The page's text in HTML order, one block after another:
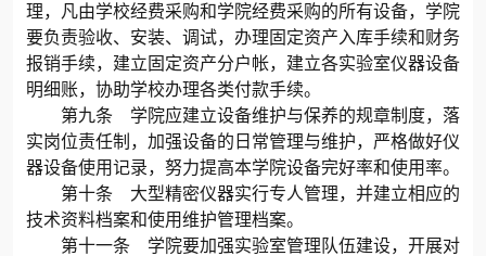
理，凡由学校经费采购和学院经费采购的所有设备，学院
要负责验收、安装、调试，办理固定资产入库手续和财务
报销手续，建立固定资产分户帐，建立各实验室仪器设备
明细账，协助学校办理各类付款手续。
第九条 学院应建立设备维护与保养的规章制度，落
实岗位责任制，加强设备的日常管理与维护，严格做好仪
器设备使用记录，努力提高本学院设备完好率和使用率。
第十条 大型精密仪器实行专人管理，并建立相应的
技术资料档案和使用维护管理档案。
第十一条 学院要加强实验室管理队伍建设，开展对